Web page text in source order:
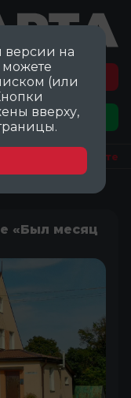
©
Посмотреть на карте
«Был месяц
на
(или
вверху,